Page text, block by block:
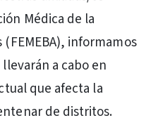
Médica de la
informamos
a cabo en
que afecta la
de distritos.